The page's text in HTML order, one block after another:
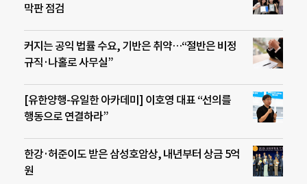
막판 점검
커지는 공익 법률 수요, 기반은 취약…“절반은 비정
규직·나홀로 사무실”
[유한양행-유일한 아카데미] 이호영 대표 “선의를
행동으로 연결하라”
한강·허준이도 받은 삼성호암상, 내년부터 상금 5억
원